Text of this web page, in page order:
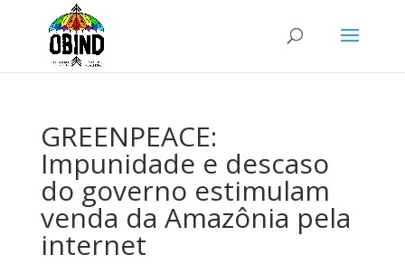
GREENPEACE:
Impunidade e descaso
do governo estimulam
venda da Amazônia pela
internet